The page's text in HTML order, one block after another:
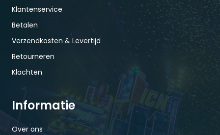
Klantenservice
Betalen
Verzendkosten & Levertijd
Retourneren
Klachten
Informatie
Over ons